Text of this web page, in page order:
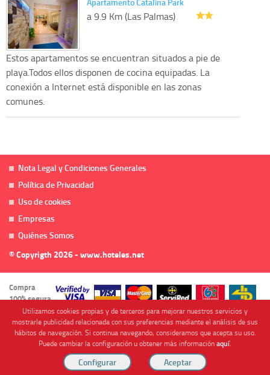
a 9.9 Km (Las Palmas)
Estos apartamentos se encuentran situados a pie de
playa.Todos ellos disponen de cocina equipadas. La
conexión a Internet está disponible en las zonas
comunes.
Nota Legal y Condiciones Generales
Política de Privacidad
Uso de cookies
Empresas
Quiénes Somos
© Copyrigth 2026 - www.hoteles.net
Compra
100% segura
Cofinanciado por
Utilizamos cookies propias y de terceros para mejorar nuestros servicios y
mostrarle publicidad relacionada con sus preferencias mediante el análisis de sus
hábitos de navegación. Si continua navegando, consideramos que acepta su uso.
Puede cambiar la configuración u obtener más informaciónaquí.